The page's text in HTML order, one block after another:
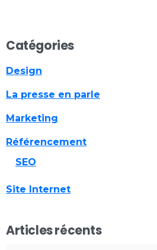
Catégories
Design
La presse en parle
Marketing
Référencement
SEO
Site Internet
Articles récents